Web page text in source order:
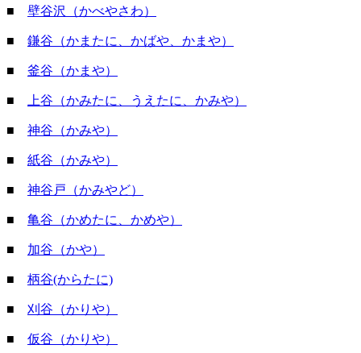
■ 壁谷沢（かべやさわ）
■ 鎌谷（かまたに、かばや、かまや）
■ 釜谷（かまや）
■ 上谷（かみたに、うえたに、かみや）
■ 神谷（かみや）
■ 紙谷（かみや）
■ 神谷戸（かみやど）
■ 亀谷（かめたに、かめや）
■ 加谷（かや）
■ 柄谷(からたに)
■ 刈谷（かりや）
■ 仮谷（かりや）